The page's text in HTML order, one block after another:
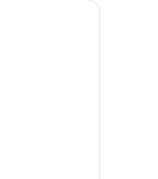
張特大雙人床, 城市景 | 手提電腦